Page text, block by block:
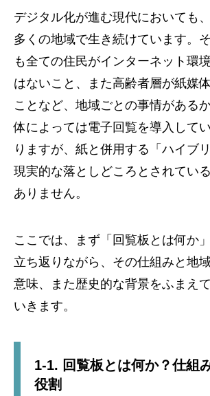
デジタル化が進む現代においても
多くの地域で生き続けています。
も全ての住民がインターネット環
はないこと、また高齢者層が紙媒
ことなど、地域ごとの事情がある
体によっては電子回覧を導入して
りますが、紙と併用する「ハイブ
現実的な落としどころとされてい
ありません。
ここでは、まず「回覧板とは何か
立ち返りながら、その仕組みと地
意味、また歴史的な背景をふまえ
いきます。
1-1. 回覧板とは何か？仕組
役割